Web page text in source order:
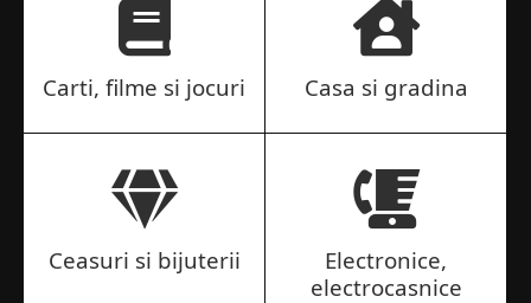
Carti, filme si jocuri Casa si gradina
Ceasuri si bijuterii
Electronice,
electrocasnice